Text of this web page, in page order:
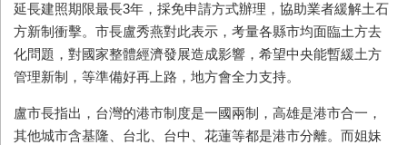
延長建照期限最長3年，採免申請方式辦理，協助業者緩解土石
方新制衝擊。市長盧秀燕對此表示，考量各縣市均面臨土方去
化問題，對國家整體經濟發展造成影響，希望中央能暫緩土方
管理新制，等準備好再上路，地方會全力支持。
盧市長指出，台灣的港市制度是一國兩制，高雄是港市合一，
其他城市含基隆、台北、台中、花蓮等都是港市分離。而姐妹